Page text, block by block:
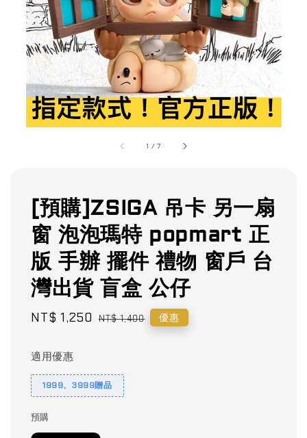
1 /7
[預購]ZSIGA 吊卡 另一扇
窗 泡泡瑪特 popmart 正
版 手辦 擺件 禮物 窗戶 台
灣出貨 盲盒 公仔
Sale
NT$ 1,250 Regular
NT$ 1,400 優惠
適用優惠
1999、3999贈品
預購